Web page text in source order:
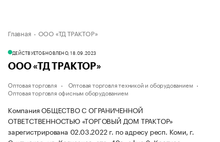
Главная ООО «ТД ТРАКТОР»
ДЕЙСТВУЕТОБНОВЛЕНО, 18.09.2023
ООО «ТД ТРАКТОР»
Оптовая торговля
Оптовая торговля техникой и оборудованием
Оптовая торговля офисным оборудованием
Компания ОБЩЕСТВО С ОГРАНИЧЕННОЙ
ОТВЕТСТВЕННОСТЬЮ «ТОРГОВЫЙ ДОМ ТРАКТОР»
зарегистрирована 02.03.2022 г. по адресу респ. Коми, г.